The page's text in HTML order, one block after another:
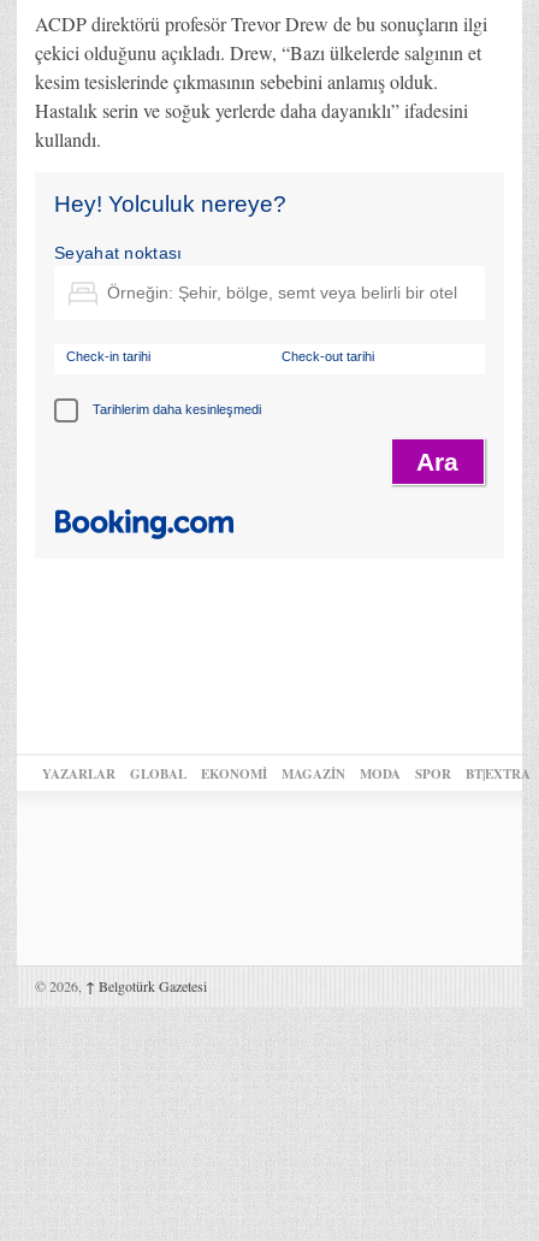
ACDP direktörü profesör Trevor Drew de bu sonuçların ilgi
çekici olduğunu açıkladı. Drew, “Bazı ülkelerde salgının et
kesim tesislerinde çıkmasının sebebini anlamış olduk.
Hastalık serin ve soğuk yerlerde daha dayanıklı” ifadesini
kullandı.
Hey! Yolculuk nereye?
Seyahat noktası
Check-in tarihi Check-out tarihi
Tarihlerim daha kesinleşmedi
YAZARLAR GLOBAL EKONOMİ MAGAZİN MODA SPOR BT|EXTRA
© 2026, ↑ Belgotürk Gazetesi